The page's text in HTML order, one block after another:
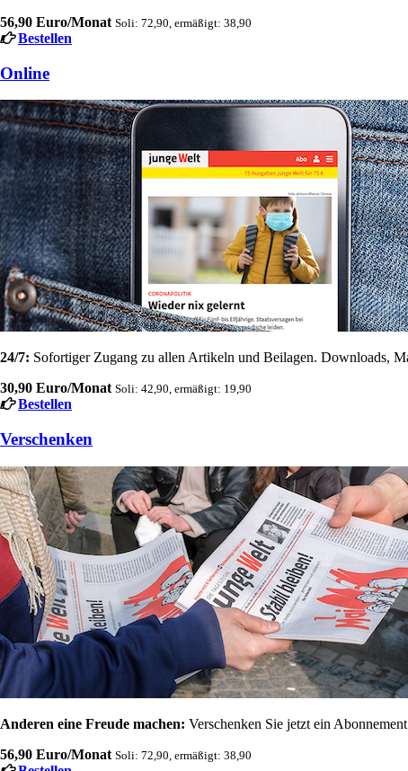
56,90 Euro/Monat Soli: 72,90, ermäßigt: 38,90
Bestellen
Online
24/7: Sofortiger Zugang zu allen Artikeln und Beilagen. Downloads,
30,90 Euro/Monat Soli: 42,90, ermäßigt: 19,90
Bestellen
Verschenken
Anderen eine Freude machen: Verschenken Sie jetzt ein
56,90 Euro/Monat Soli: 72,90, ermäßigt: 38,90